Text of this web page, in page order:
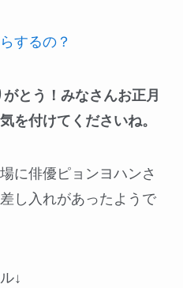
するの？
とう！みなさんお正月
を付けてくださいね。
に俳優ピョンヨハンさ
し入れがあったようで
↓